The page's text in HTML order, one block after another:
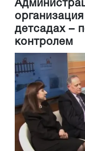
детсадах –
контролем